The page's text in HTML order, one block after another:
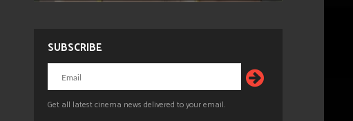
SUBSCRIBE
Get all latest cinema news delivered to your email.